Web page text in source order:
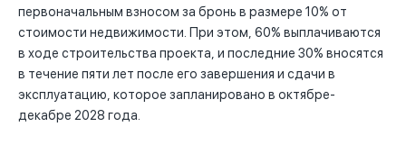
первоначальным взносом за бронь в размере 10% от
стоимости недвижимости. При этом, 60% выплачиваются
в ходе строительства проекта, и последние 30% вносятся
в течение пяти лет после его завершения и сдачи в
эксплуатацию, которое запланировано в октябре-
декабре 2028 года.